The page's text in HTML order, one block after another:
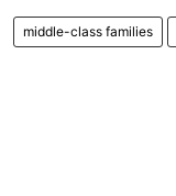
middle-class families